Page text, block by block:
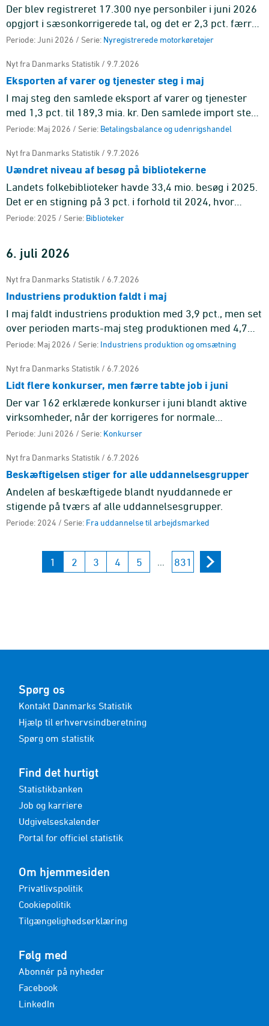
Der blev registreret 17.300 nye personbiler i juni 2026
opgjort i sæsonkorrigerede tal, og det er 2,3 pct. færre
end i maj.
Periode: Juni 2026 / Serie: Nyregistrerede motorkøretøjer
Nyt fra Danmarks Statistik / 9.7.2026
Eksporten af varer og tjenester steg i maj
I maj steg den samlede eksport af varer og tjenester
med 1,3 pct. til 189,3 mia. kr. Den samlede import steg
med 1,8 pct. til 160,4 mia. kr.
Periode: Maj 2026 / Serie: Betalingsbalance og udenrigshandel
Nyt fra Danmarks Statistik / 9.7.2026
Uændret niveau af besøg på bibliotekerne
Landets folkebiblioteker havde 33,4 mio. besøg i 2025.
Det er en stigning på 3 pct. i forhold til 2024, hvor
folkebibliotekerne havde 32,5 mio. besøg.
Periode: 2025 / Serie: Biblioteker
6. juli 2026
Nyt fra Danmarks Statistik / 6.7.2026
Industriens produktion faldt i maj
I maj faldt industriens produktion med 3,9 pct., men set
over perioden marts-maj steg produktionen med 4,7
pct. i forhold til perioden december-februar.
Periode: Maj 2026 / Serie: Industriens produktion og omsætning
Nyt fra Danmarks Statistik / 6.7.2026
Lidt flere konkurser, men færre tabte job i juni
Der var 162 erklærede konkurser i juni blandt aktive
virksomheder, når der korrigeres for normale
sæsonudsving, hvilket svarer til en stigning på 3,3 pct.
Periode: Juni 2026 / Serie: Konkurser
Nyt fra Danmarks Statistik / 6.7.2026
Beskæftigelsen stiger for alle uddannelsesgrupper
Andelen af beskæftigede blandt nyuddannede er
stigende på tværs af alle uddannelsesgrupper.
Periode: 2024 / Serie: Fra uddannelse til arbejdsmarked
1 2 3 4 5 831
Spørg os
Kontakt Danmarks Statistik
Hjælp til erhvervsindberetning
Spørg om statistik
Find det hurtigt
Statistikbanken
Job og karriere
Udgivelseskalender
Portal for officiel statistik
Om hjemmesiden
Privatlivspolitik
Cookiepolitik
Tilgængelighedserklæring
Følg med
Abonnér på nyheder
Facebook
LinkedIn